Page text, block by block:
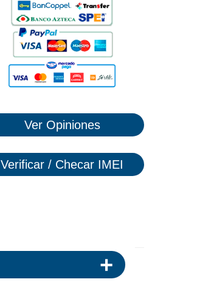
Ver Opiniones
Verificar / Checar IMEI